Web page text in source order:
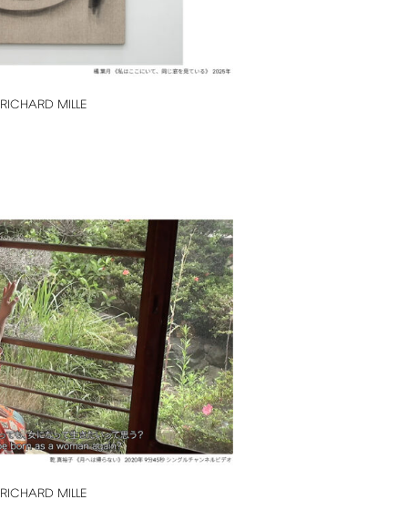
RICHARD MILLE
RICHARD MILLE